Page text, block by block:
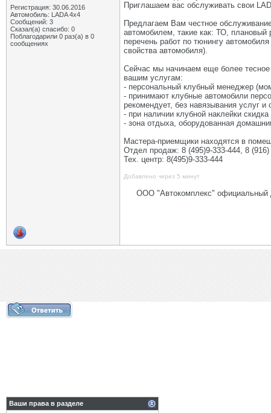
Регистрация: 30.06.2016
Автомобиль: LADA 4x4
Сообщений: 3
Сказал(а) спасибо: 0
Поблагодарили 0 раз(а) в 0
сообщениях
Приглашаем вас обслуживать свои
Предлагаем Вам честное
автомобилем, такие как: ТО, плановый
перечень работ по тюнингу
свойства автомобиля).
Сейчас мы начинаем еще более
вашим услугам:
- персональный клубный менеджер
- принимают клубные автомобили
рекомендует, без навязывания услуг
- при наличии клубной наклейки скидка
- зона отдыха, оборудованная
Мастера-приемщики находятся в
Отдел продаж: 8 (495)9-333-444, 8
Тех. центр: 8(495)9-333-444
Добавлено через 5 минут
ООО "Автокомплекс" официальный
Ваши права в разделе